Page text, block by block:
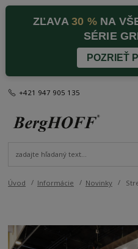
ZĽAVA30 %NA
SÉRIE
POZRIEŤ
+421 947 905 135
Úvod Informácie Novinky